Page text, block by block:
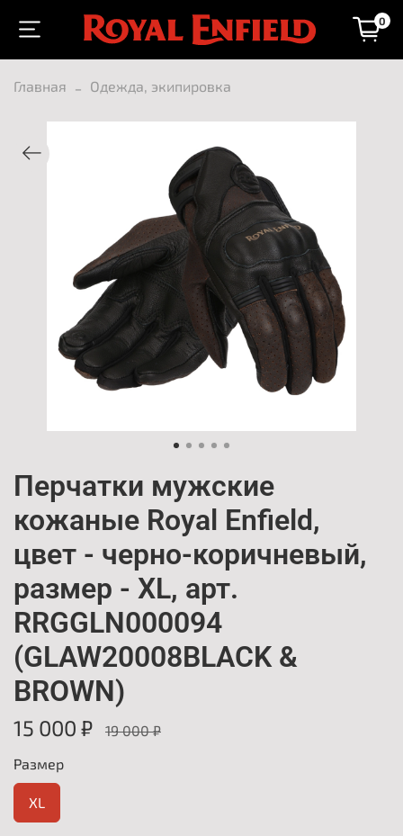
0
Главная Одежда, экипировка
Перчатки мужские
кожаные Royal Enfield,
цвет - черно-коричневый,
размер - XL, арт.
RRGGLN000094
(GLAW20008BLACK &
BROWN)
15 000 ₽ 19 000 ₽
Размер
XL